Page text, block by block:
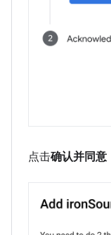
点击确认并同意